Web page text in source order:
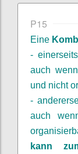
P15
Eine
-
auch
und nicht
-
auch
kann